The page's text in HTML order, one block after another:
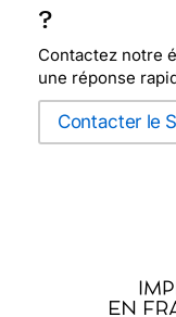
?
Contactez notre
une réponse
Contacter le